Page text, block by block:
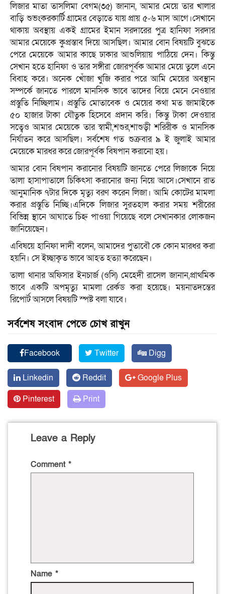
লিজার মাতা তাসলিমা বেগম(৩৫) জানান, আমার মেয়ে তার খালার
বাড়ি শুভংকরকার্টি গ্রামের বেড়াতে যায় প্রায় ৫-৬ মাস আগে।সেখানে
থাকায় অবস্থায় একই গ্রামের ইমান সরদারের পুত্র হানিফা সরদার
আমার মেয়েকে কুপ্রস্তাব দিয়ে আসছিল। আমার বোন বিষয়টি বুঝতে
পেরে মেয়েকে আমার কাছে ঢাকার আশুলিয়ায় পাঠিয়ে দেন। কিন্তু
সেখান হতে হানিফা ও তার সঙ্গীরা জোরপূর্বক আমার মেয়ে তুলে এনে
বিবাহ করে। অনেক খোঁজা খুজি করার পরে আমি মেয়ের অবস্থান
সম্পর্কে জানতে পারলে মানসিক ভাবে তাদের বিয়ে মেনে নেওয়ার
প্রস্তুতি নিচ্ছিলাম। প্রস্তুতি মোতাবেক ও মেয়ের কথা মত জামাইকে
৫০ হাজার টাকা যৌতুক হিসেবে প্রদান করি। কিন্তু টাকা দেওয়ার
সত্বেও আমার মেয়েকে তার স্বামী,শশুর,শাশুড়ী শরিরীক ও মানসিক
নির্যাতন করে আসছিল। সর্বশেষ গত শুক্রবার ৯ ই জুলাই আমার
মেয়েকে মারধর করে জোরপূর্বক বিষপান করানো হয়।
আমার বোন বিষপান করানোর বিষয়টি জানতে পেরে লিজাকে নিয়ে
তালা হাসাপাতালে চিকিৎসা করানোর জন্য নিয়ে আসে।সেখানে রাত
আনুমানিক ৭টার দিকে মৃত্যু বরণ করেন লিজা। আমি কোটের মামলা
করার প্রস্তুতি নিচ্ছি।এদিকে লিজার সুরতহাল করার সময় শরীরের
বিভিন্ন স্থানে আঘাতে চিহ্ন পাওয়া গিয়েছে বলে সেখানকার লোকজন
জানিয়েছেন।
এবিষয়ে হানিফা দাদী বলেন, আমাদের পুতাবৌ কে কোন মারধর করা
হয়নি। সে ইচ্ছাকৃত ভাবে আহত হত্যা করেছেন।
তালা থানার অফিসার ইনচার্জ (ওসি) মেহেদী রাসেল জানান,প্রাথমিক
ভাবে একটি অপমৃত্যু মামলা রের্কড করা হয়েছে। ময়নাতদন্তের
রিপোর্ট আসলে বিষয়টি স্পষ্ট বলা যাবে।
সর্বশেষ সংবাদ পেতে চোখ রাখুন
Facebook Twitter Digg
Linkedin Reddit
Google Plus
Pinterest
Print
Leave a Reply
Comment *
Name *